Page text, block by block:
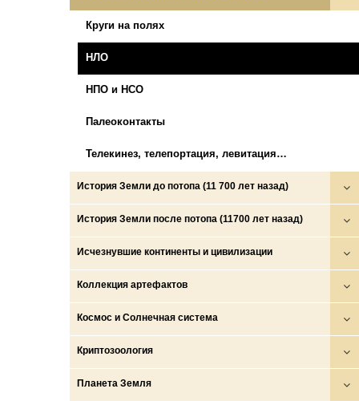
Круги на полях
НЛО
НПО и НСО
Палеоконтакты
Телекинез, телепортация, левитация…
История Земли до потопа (11 700 лет назад)
Войны богов, демонов и людей
Глобальные катастрофы
Золотой век
Катастрофа на рубеже плейстоцена и голоцена и
История Земли после потопа (11700 лет назад)
Аратта
Древние государства (ариев, скифов, сарматов и
Исчезнувшие континенты и цивилизации
Боги, демоны, люди
Волшебные народы
Исчезнувшие животные
Исчезнувшие континенты
Коллекция артефактов
Древние знания и тексты
Древние карты
Изображения исчезнувших животных
Космос и Солнечная система
Космос
Луна
Криптозоология
Драконы
Планета Земля